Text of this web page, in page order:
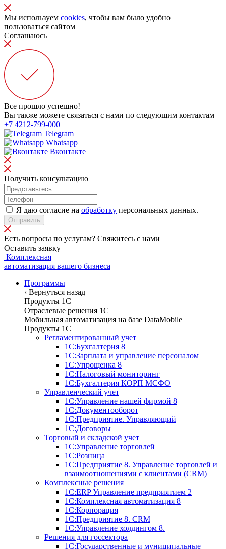
Мы используем cookies, чтобы вам было удобно
пользоваться сайтом
Соглашаюсь
Все прошло успешно!
Вы также можете связаться с нами по следующим контактам
+7 4212-799-000
Telegram
Whatsapp
Вконтакте
Получить консультацию
Я даю согласие на обработку персональных данных.
Отправить
Есть вопросы по услугам? Свяжитесь с нами
Оставить заявку
Комплексная
автоматизация вашего бизнеса
Программы
‹ Вернуться назад
Продукты 1С
Отраслевые решения 1C
Мобильная автоматизация на базе DataMobile
Продукты 1С
Регламентированный учет
1С:Бухгалтерия 8
1С:Зарплата и управление персоналом
1С:Упрощенка 8
1С:Налоговый мониторинг
1С:Бухгалтерия КОРП МСФО
Управленческий учет
1С:Управление нашей фирмой 8
1С:Документооборот
1С:Предприятие. Управляющий
1С:Договоры
Торговый и складской учет
1С:Управление торговлей
1С:Розница
1С:Предприятие 8. Управление торговлей и
взаимоотношениями с клиентами (CRM)
Комплексные решения
1С:ERP Управление предприятием 2
1С:Комплексная автоматизация 8
1С:Корпорация
1С:Предприятие 8. CRM
1С:Управление холдингом 8.
Решения для госсектора
1С:Государственные и муниципальные